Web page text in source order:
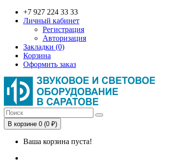
+7 927 224 33 33
Личный кабинет
Регистрация
Авторизация
Закладки (0)
Корзина
Оформить заказ
В корзине 0 (0 ₽)
Ваша корзина пуста!